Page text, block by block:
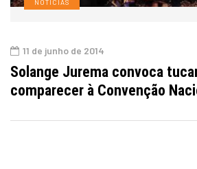
NOTÍCIAS
11 de junho de 2014
Solange Jurema convoca
comparecer à Convenção